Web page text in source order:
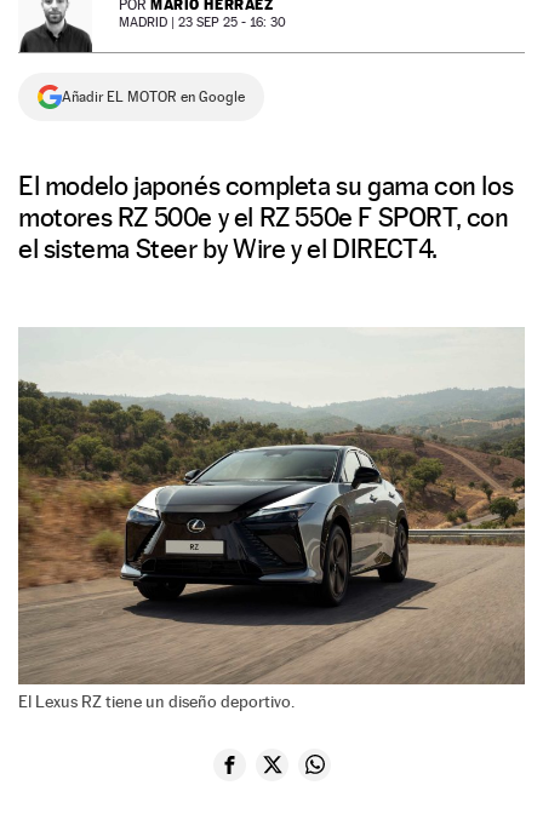
NEWSLETTER
SÍGUENOS
POR MARIO HERRÁEZ
MADRID | 23 SEP 25 - 16: 30
Añadir EL MOTOR en Google
El modelo japonés completa su gama con los
motores RZ 500e y el RZ 550e F SPORT, con
el sistema Steer by Wire y el DIRECT4.
El Lexus RZ tiene un diseño deportivo.